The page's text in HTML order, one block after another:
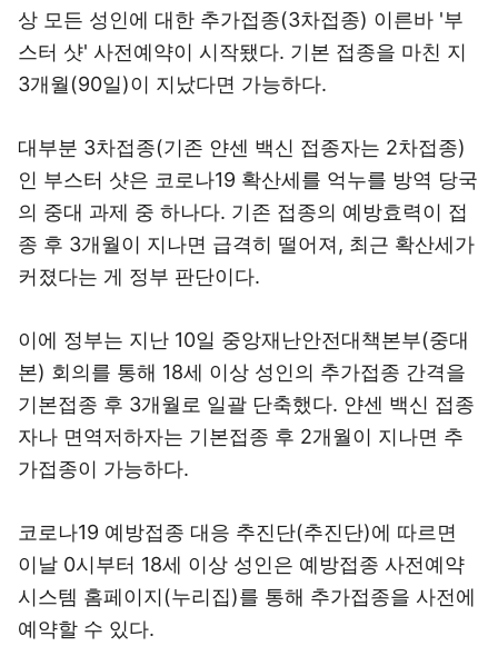
상 모든 성인에 대한 추가접종(3차접종) 이른바 '부
스터 샷' 사전예약이 시작됐다. 기본 접종을 마친 지
3개월(90일)이 지났다면 가능하다.
대부분 3차접종(기존 얀센 백신 접종자는 2차접종)
인 부스터 샷은 코로나19 확산세를 억누를 방역 당국
의 중대 과제 중 하나다. 기존 접종의 예방효력이 접
종 후 3개월이 지나면 급격히 떨어져, 최근 확산세가
커졌다는 게 정부 판단이다.
이에 정부는 지난 10일 중앙재난안전대책본부(중대
본) 회의를 통해 18세 이상 성인의 추가접종 간격을
기본접종 후 3개월로 일괄 단축했다. 얀센 백신 접종
자나 면역저하자는 기본접종 후 2개월이 지나면 추
가접종이 가능하다.
코로나19 예방접종 대응 추진단(추진단)에 따르면
이날 0시부터 18세 이상 성인은 예방접종 사전예약
시스템 홈페이지(누리집)를 통해 추가접종을 사전에
예약할 수 있다.